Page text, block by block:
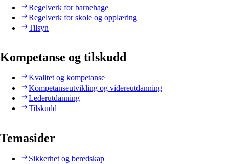
Regelverk for barnehage
Regelverk for skole og opplæring
Tilsyn
Kompetanse og tilskudd
Kvalitet og kompetanse
Kompetanseutvikling og videreutdanning
Lederutdanning
Tilskudd
Temasider
Sikkerhet og beredskap